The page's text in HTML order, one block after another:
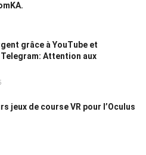
grâce à YouTube et
Telegram: Attention aux
jeux de course VR pour l’Oculus